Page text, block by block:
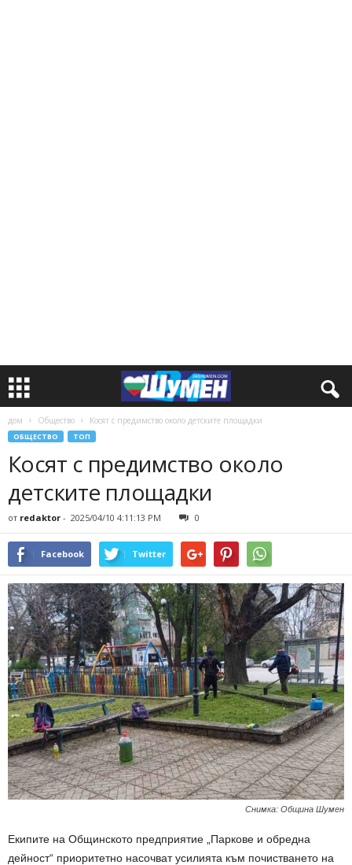
дом Общество Косят с предимство около детските площадки
ОБЩЕСТВО ТОП
Косят с предимство около
детските площадки
от redaktor - 2025/04/10 4:11:13 PM 0
Facebook Twitter
Снимка: Община Шумен
Екипите на Общинското предприятие „Паркове и обредна
дейност“ приоритетно насочват усилията към почистването на